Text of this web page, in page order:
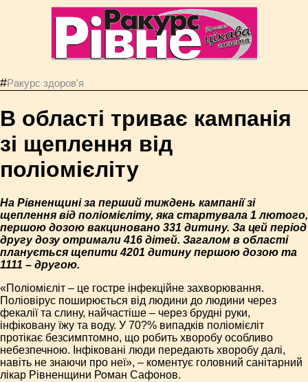
#Ракурс здоров'я
В області триває кампанія
зі щеплення від
поліомієліту
На Рівненщині за перший тиждень кампанії зі
щеплення від поліомієліту, яка стартувала 1 лютого,
першою дозою вакциновано 331 дитину. За цей період
другу дозу отримали 416 дітей. Загалом в області
планується щепити 4201 дитину першою дозою та
1111 – другою.
«Поліомієліт – це гостре інфекційне захворювання.
Поліовірус поширюється від людини до людини через
фекалії та слину, найчастіше – через брудні руки,
інфіковану їжу та воду. У 70?% випадків поліомієліт
протікає безсимптомно, що робить хворобу особливо
небезпечною. Інфіковані люди передають хворобу далі,
навіть не знаючи про неї», – коментує головний санітарний
лікар Рівненщини Роман Сафонов.